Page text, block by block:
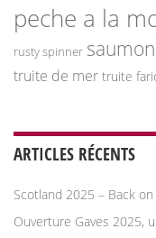
peche a la
rusty spinner saumon
truite de mer truite
ARTICLES RÉCENTS
Scotland 2025 – Back
Ouverture Gaves 2025,